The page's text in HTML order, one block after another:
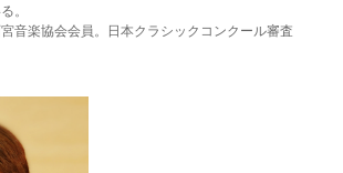
。
音楽協会会員。日本クラシックコンクール審査